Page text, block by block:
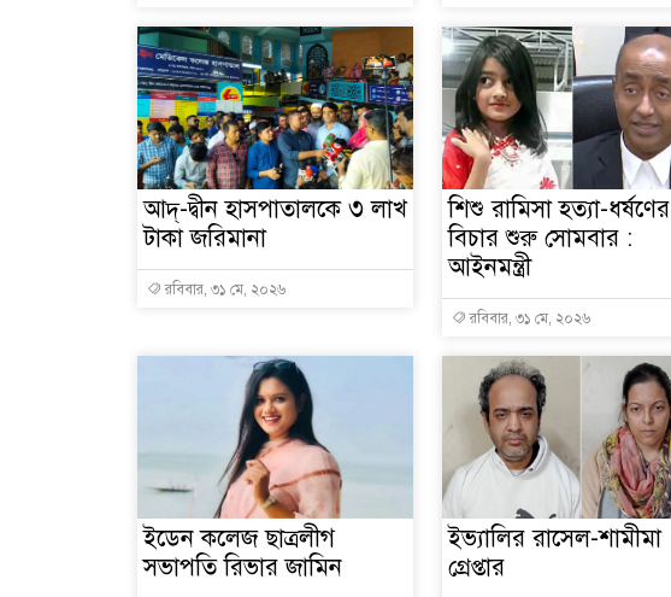
আদ্-দ্বীন হাসপাতালকে ৩ লাখ
টাকা জরিমানা
রবিবার, ৩১ মে, ২০২৬
শিশু রামিসা হত্যা-ধর্ষণের
বিচার শুরু সোমবার :
আইনমন্ত্রী
রবিবার, ৩১ মে, ২০২৬
ইডেন কলেজ ছাত্রলীগ
সভাপতি রিভার জামিন
ইভ্যালির রাসেল-শামীমা
গ্রেপ্তার